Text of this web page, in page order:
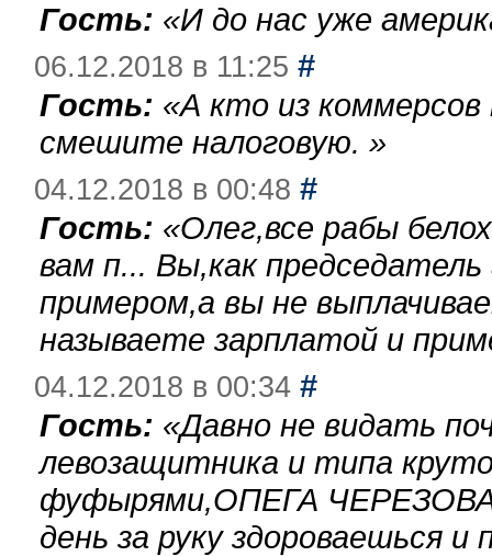
Гость: «И до нас уже
06.12.2018 в 11:25 #
Гость: «А кто из
смешите налоговую. »
04.12.2018 в 00:48 #
Гость: «Олег,все рабы
вам п... Вы,как
примером,а вы не
называете зарплатой и
04.12.2018 в 00:34 #
Гость: «Давно не видать
левозащитника и типа
фуфырями,ОПЕГА
день за руку здороваешься